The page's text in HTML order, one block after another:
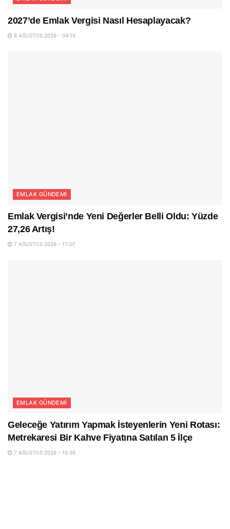
2027’de Emlak Vergisi Nasıl Hesaplayacak?
8 AĞUSTOS 2026 - 04:15
EMLAK GÜNDEMI
Emlak Vergisi’nde Yeni Değerler Belli Oldu: Yüzde
27,26 Artış!
7 AĞUSTOS 2026 - 17:07
EMLAK GÜNDEMI
Geleceğe Yatırım Yapmak İsteyenlerin Yeni Rotası:
Metrekaresi Bir Kahve Fiyatına Satılan 5 İlçe
7 AĞUSTOS 2026 - 15:35